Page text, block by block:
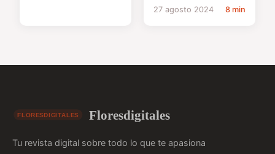
27 agosto 2024 8 min
Floresdigitales
Tu revista digital sobre todo lo que te apasiona